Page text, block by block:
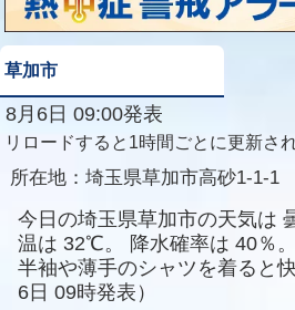
草加市
8月6日 09:00発表
リロードすると1時間ごとに更新され
所在地： 埼玉県草加市高砂1-1-1
今日の埼玉県草加市の天気は
温は 32℃。 降水確率は 40％。
半袖や薄手のシャツを着ると
6日 09時発表）